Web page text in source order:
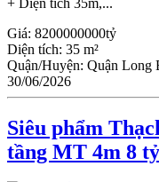
Giá: 8200000000tỷ
Diện tích: 35 m²
Quận/Huyện: Quận Long
30/06/2026
Siêu phẩm
tầng MT 4m 8 tỷ